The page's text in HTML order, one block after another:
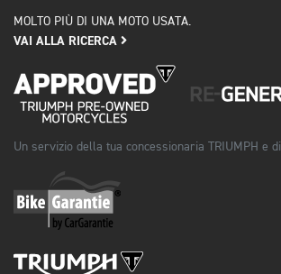
MOLTO PIÙ DI UNA MOTO USATA.
VAI ALLA RICERCA
Un servizio della tua concessionaria TRIUMPH e di